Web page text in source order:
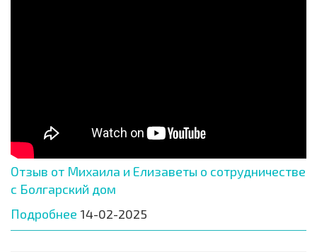
Отзыв от Михаила и Елизаветы о сотрудничестве
с Болгарский дом
Подробнее 14-02-2025